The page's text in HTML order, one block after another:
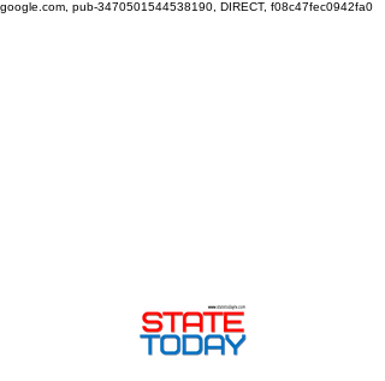
google.com, pub-3470501544538190, DIRECT, f08c47fec0942fa0